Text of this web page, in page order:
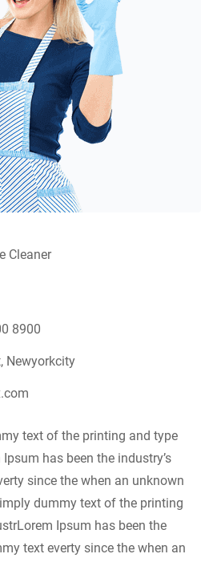
Cleaner
8900
Newyorkcity
text of the printing and type
has been the industry’s
since the when an unknown
dummy text of the printing
Ipsum has been the
text everty since the when an